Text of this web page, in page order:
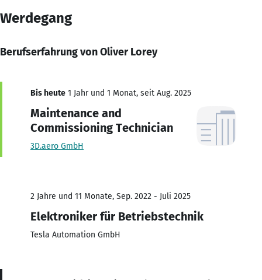
Werdegang
Berufserfahrung von Oliver Lorey
Bis heute 1 Jahr und 1 Monat, seit Aug. 2025
Maintenance and
Commissioning Technician
3D.aero GmbH
2 Jahre und 11 Monate, Sep. 2022 - Juli 2025
Elektroniker für Betriebstechnik
Tesla Automation GmbH